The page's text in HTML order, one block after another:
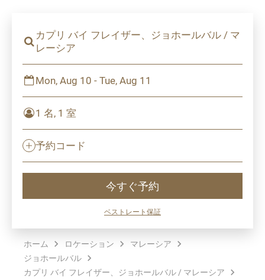
カプリ バイ フレイザー、ジョホールバル / マ
レーシア
Mon, Aug 10 - Tue, Aug 11
1 名, 1 室
予約コード
今すぐ予約
ベストレート保証
ホーム ロケーション
マレーシア
ジョホールバル
カプリ バイ フレイザー、ジョホールバル / マレーシア